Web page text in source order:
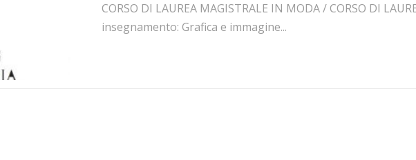
CORSO DI LAUREA MAGISTRALE IN MODA / CORSO DI
insegnamento: Grafica e immagine...